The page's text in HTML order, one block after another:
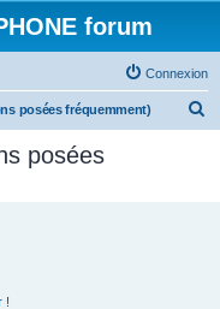
forum
Connexion
posées fréquemment)
posées
!